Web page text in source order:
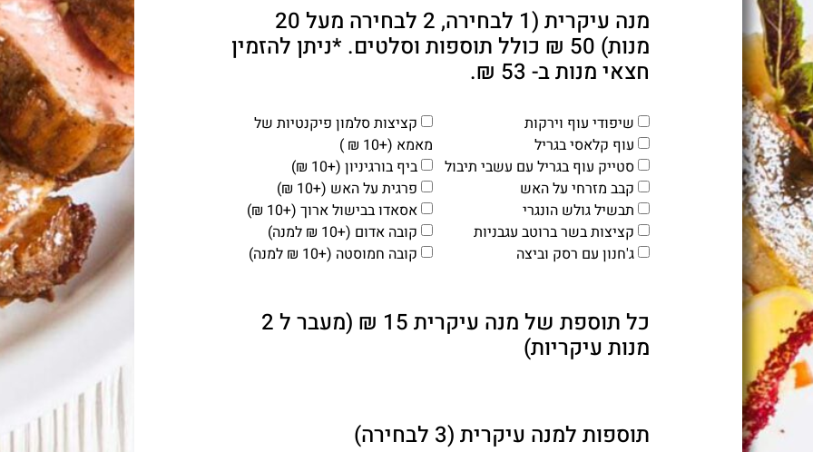
מנה עיקרית (1 לבחירה, 2 לבחירה מעל 20
מנות) 50 ₪ כולל תוספות וסלטים. *ניתן להזמין
חצאי מנות ב- 53 ₪.
שיפודי עוף וירקות
עוף קלאסי בגריל
סטייק עוף בגריל עם עשבי תיבול
קבב מזרחי על האש
תבשיל גולש הונגרי
קציצות בשר ברוטב עגבניות
ג'חנון עם רסק וביצה
קציצות סלמון פיקנטיות של
מאמא (+10 ₪ )
ביף בורגיניון (+10 ₪)
פרגית על האש (+10 ₪)
אסאדו בבישול ארוך (+10 ₪)
קובה אדום (+10 ₪ למנה)
קובה חמוסטה (+10 ₪ למנה)
כל תוספת של מנה עיקרית 15 ₪ (מעבר ל 2
מנות עיקריות)
תוספות למנה עיקרית (3 לבחירה)